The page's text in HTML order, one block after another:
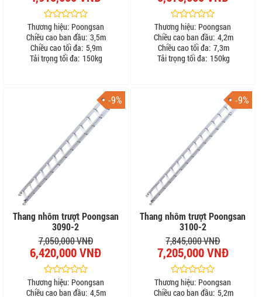
Thương hiệu: Poongsan
Chiều cao ban đầu: 3,5m
Chiều cao tối đa: 5,9m
Tải trọng tối đa: 150kg
Thương hiệu: Poongsan
Chiều cao ban đầu: 4,2m
Chiều cao tối đa: 7,3m
Tải trọng tối đa: 150kg
-9%
Thang nhôm trượt Poongsan
3090-2
7,050,000 VNĐ
6,420,000 VNĐ
Thương hiệu: Poongsan
Chiều cao ban đầu: 4,5m
-9%
Thang nhôm trượt Poongsan
3100-2
7,845,000 VNĐ
7,205,000 VNĐ
Thương hiệu: Poongsan
Chiều cao ban đầu: 5,2m